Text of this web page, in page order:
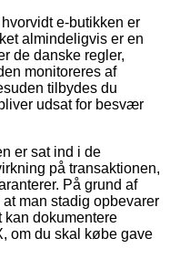
e-butikken er
almindeligvis er en
de danske regler,
monitoreres af
tilbydes du
udsat for besvær
er sat ind i de
på transaktionen,
På grund af
man stadig opbevarer
kan dokumentere
om du skal købe gave